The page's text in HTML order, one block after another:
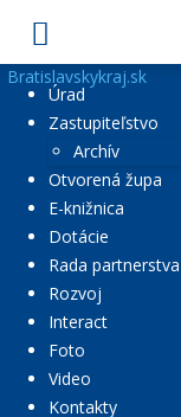
Bratislavskykraj.sk
Úrad
Zastupiteľstvo
Archív
Otvorená župa
E-knižnica
Dotácie
Rada partnerstva
Rozvoj
Interact
Foto
Video
Kontakty